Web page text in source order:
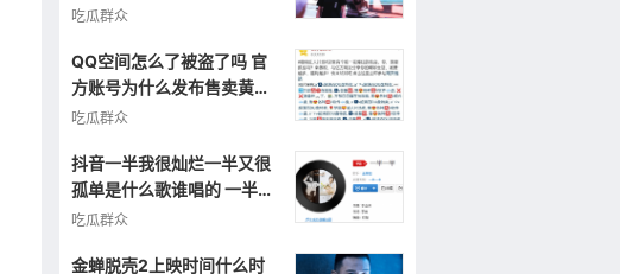
汰了
吃瓜群众
QQ空间怎么了被盗了吗 官
方账号为什么发布售卖黄色
图片视频信息
吃瓜群众
抖音一半我很灿烂一半又很
孤单是什么歌谁唱的 一半一
半完整歌词
吃瓜群众
金蝉脱壳2上映时间什么时